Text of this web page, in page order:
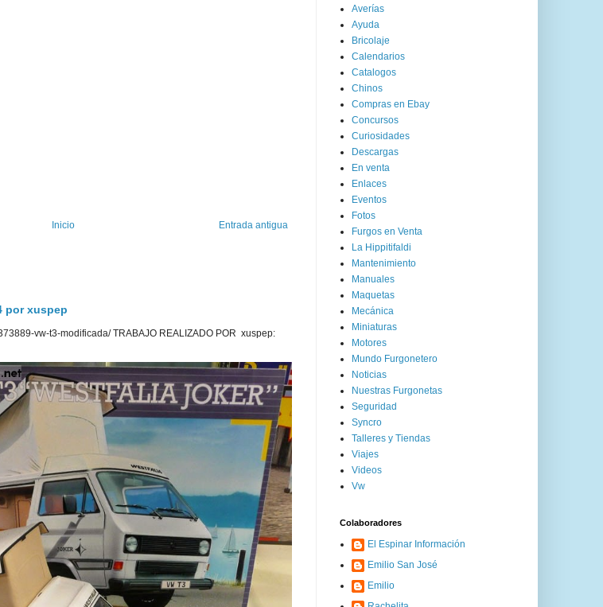
Entrada antigua
Inicio
por xuspep
vw-t3-modificada/ TRABAJO REALIZADO POR xuspep:
Averías
Ayuda
Bricolaje
Calendarios
Catalogos
Chinos
Compras en Ebay
Concursos
Curiosidades
Descargas
En venta
Enlaces
Eventos
Fotos
Furgos en Venta
La Hippitifaldi
Mantenimiento
Manuales
Maquetas
Mecánica
Miniaturas
Motores
Mundo Furgonetero
Noticias
Nuestras Furgonetas
Seguridad
Syncro
Talleres y Tiendas
Viajes
Videos
Vw
Colaboradores
El Espinar Información
Emilio San José
Emilio